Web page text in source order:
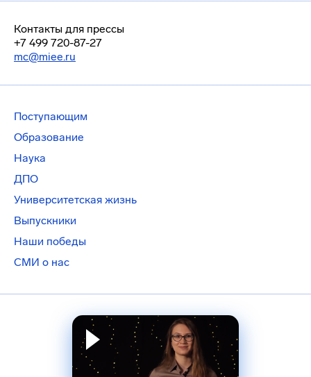
Контакты для прессы
+7 499 720-87-27
mc@miee.ru
Поступающим
Образование
Наука
ДПО
Университетская жизнь
Выпускники
Наши победы
СМИ о нас